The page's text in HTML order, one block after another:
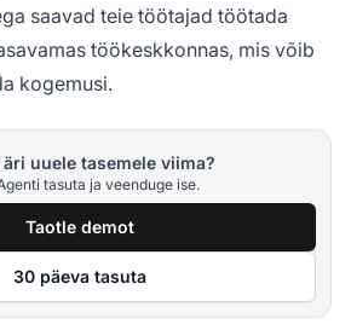
saavad teie töötajad töötada
töökeskkonnas, mis võib
kogemusi.
uuele tasemele viima?
tasuta ja veenduge ise.
Taotle demot
30 päeva tasuta